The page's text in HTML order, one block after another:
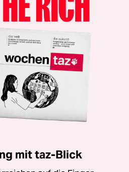
mit taz-Blick